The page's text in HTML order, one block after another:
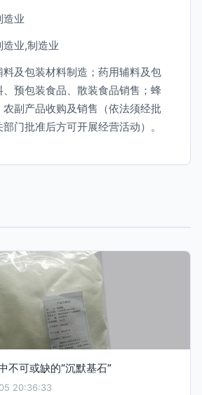
造业
造业,制造业
料及包装材料制造；药用辅料及包
预包装食品、散装食品销售；蜂
副产品收购及销售（依法须经批
门批准后方可开展经营活动）。
不可或缺的“沉默基石”
20:36:33